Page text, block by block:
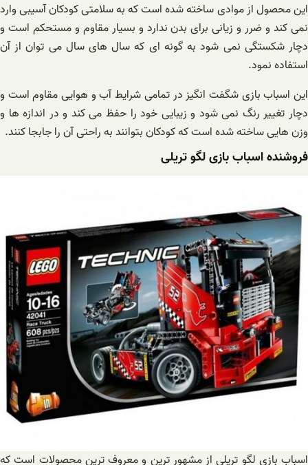
این محصول از موادی ساخته شده است که به سلامتی کودکان آسیبی وارد
نمی کند و ضرر و زیانی برای بدن ندارد و بسیار مقاوم و مستحکم است و
دچار شکستگی نمی شود به گونه ای که سال های سال می توان از آن
استفاده نمود.
این اسباب بازی شگفت انگیز در تمامی شرایط آب و هوایی مقاوم است و
دچار تغییر رنگ نمی شود و زیبایی خود را حفظ می کند و در اندازه ها و
وزن هایی ساخته شده است که کودکان بتوانند به راحتی آن را جابجا کنند.
فروشنده اسباب بازی لگو تریلی
اسباب بازی لگو تریلی از مشهور ترین و معروف ترین محصولات است که